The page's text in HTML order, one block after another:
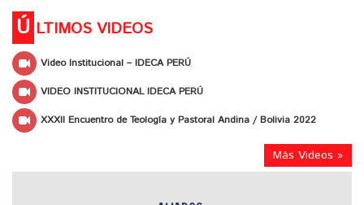
Ú LTIMOS VIDEOS
Video Institucional – IDECA PERÚ
VIDEO INSTITUCIONAL IDECA PERÚ
XXXII Encuentro de Teología y Pastoral Andina / Bolivia 2022
Más Videos »